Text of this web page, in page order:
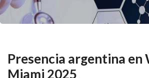
Presencia argentina en
Miami 2025